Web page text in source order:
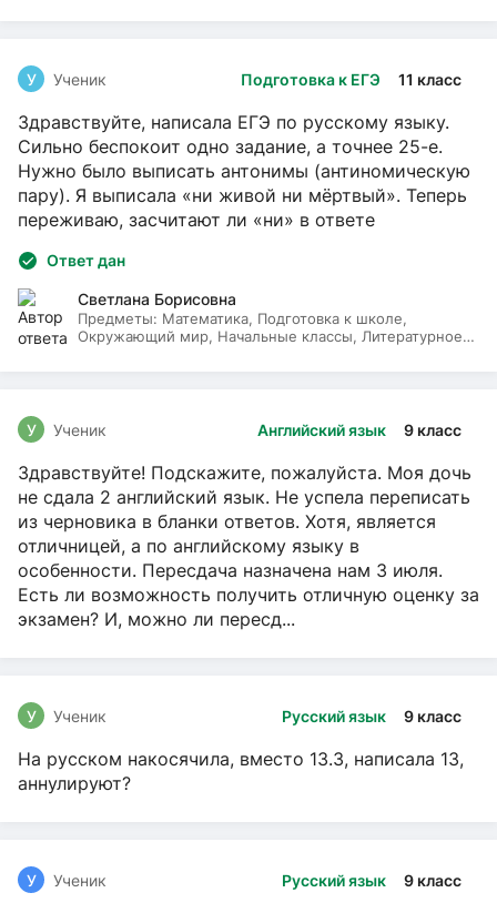
Подготовка к ЕГЭ 11 класс
У Ученик
Здравствуйте, написала ЕГЭ по русскому языку.
Сильно беспокоит одно задание, а точнее 25-е.
Нужно было выписать антонимы (антиномическую
пару). Я выписала «ни живой ни мёртвый». Теперь
переживаю, засчитают ли «ни» в ответе
Ответ дан
Светлана Борисовна
Предметы: Математика, Подготовка к школе,
Окружающий мир, Начальные классы, Литературное
Английский язык 9 класс
У Ученик
Здравствуйте! Подскажите, пожалуйста. Моя дочь
не сдала 2 английский язык. Не успела переписать
из черновика в бланки ответов. Хотя, является
отличницей, а по английскому языку в
особенности. Пересдача назначена нам 3 июля.
Есть ли возможность получить отличную оценку за
экзамен? И, можно ли пересд...
Русский язык 9 класс
У Ученик
На русском накосячила, вместо 13.3, написала 13,
аннулируют?
Русский язык 9 класс
У Ученик